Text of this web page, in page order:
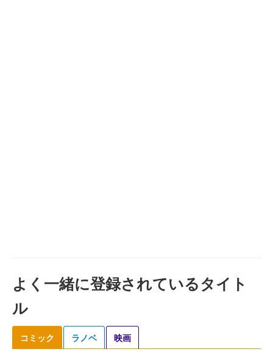
よく一緒に登録されているタイト
ル
コミック ラノベ 映画